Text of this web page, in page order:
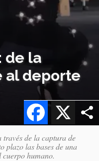
de la
al deporte
X
Facebook
de la captura de
plazo las bases de una
cuerpo humano.